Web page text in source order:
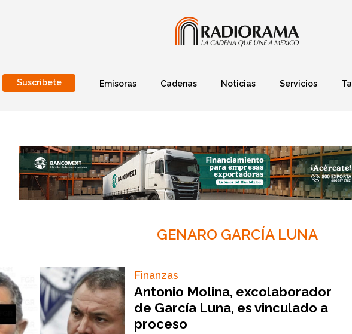
Suscríbete Emisoras Cadenas Noticias Servicios
GENARO GARCÍA LUNA
Finanzas
Antonio Molina, excolaborador
de García Luna, es vinculado a
proceso